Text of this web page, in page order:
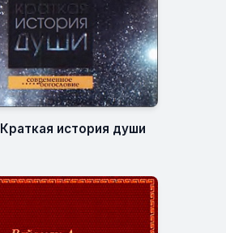
история души